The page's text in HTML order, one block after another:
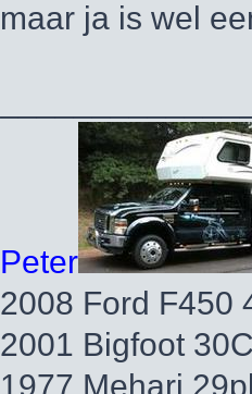
maar ja is wel
Peter
2008 Ford F450
2001 Bigfoot
1977 Mehari